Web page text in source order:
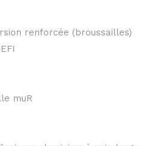
renforcée (broussailles)
muR